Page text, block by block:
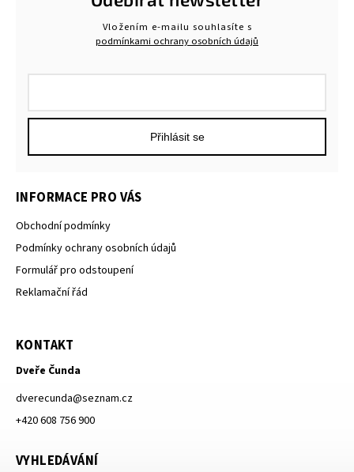
Vložením e-mailu souhlasíte s
podmínkami ochrany osobních údajů
Přihlásit se
INFORMACE PRO VÁS
Obchodní podmínky
Podmínky ochrany osobních údajů
Formulář pro odstoupení
Reklamační řád
KONTAKT
Dveře Čunda
dverecunda@seznam.cz
+420 608 756 900
VYHLEDÁVÁNÍ